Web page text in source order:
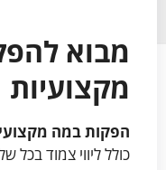
מבוא
מקצועיות
הפקות במה
כולל ליווי צמוד